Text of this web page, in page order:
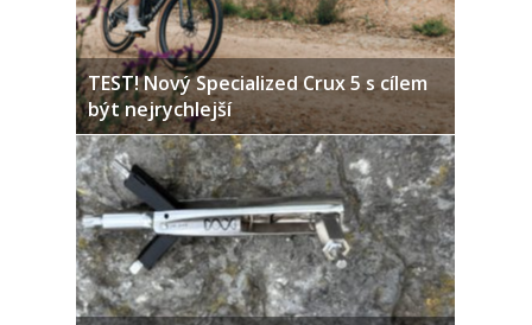
TEST! Nový Specialized Crux 5 s cílem
být nejrychlejší